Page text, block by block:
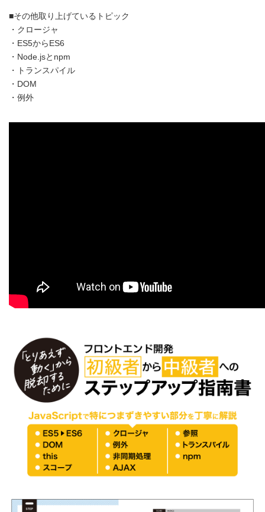
■その他取り上げているトピック
・クロージャ
・ES5からES6
・Node.jsとnpm
・トランスパイル
・DOM
・例外